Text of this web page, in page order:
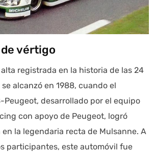
vértigo
registrada en la historia de las 24
se alcanzó en 1988, cuando el
Peugeot, desarrollado por el equipo
con apoyo de Peugeot, logró
la legendaria recta de Mulsanne. A
participantes, este automóvil fue